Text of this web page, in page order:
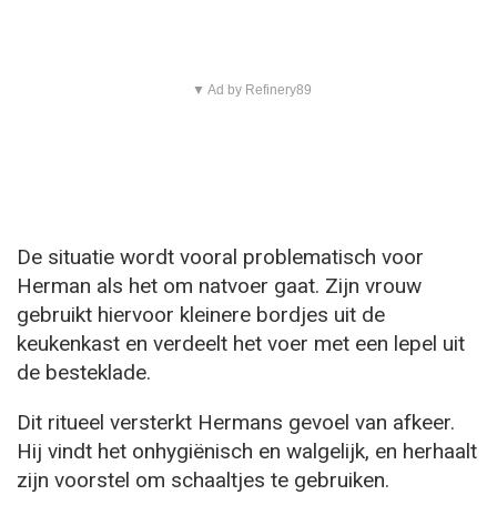
▼ Ad by Refinery89
De situatie wordt vooral problematisch voor
Herman als het om natvoer gaat. Zijn vrouw
gebruikt hiervoor kleinere bordjes uit de
keukenkast en verdeelt het voer met een lepel uit
de besteklade.
Dit ritueel versterkt Hermans gevoel van afkeer.
Hij vindt het onhygiënisch en walgelijk, en herhaalt
zijn voorstel om schaaltjes te gebruiken.